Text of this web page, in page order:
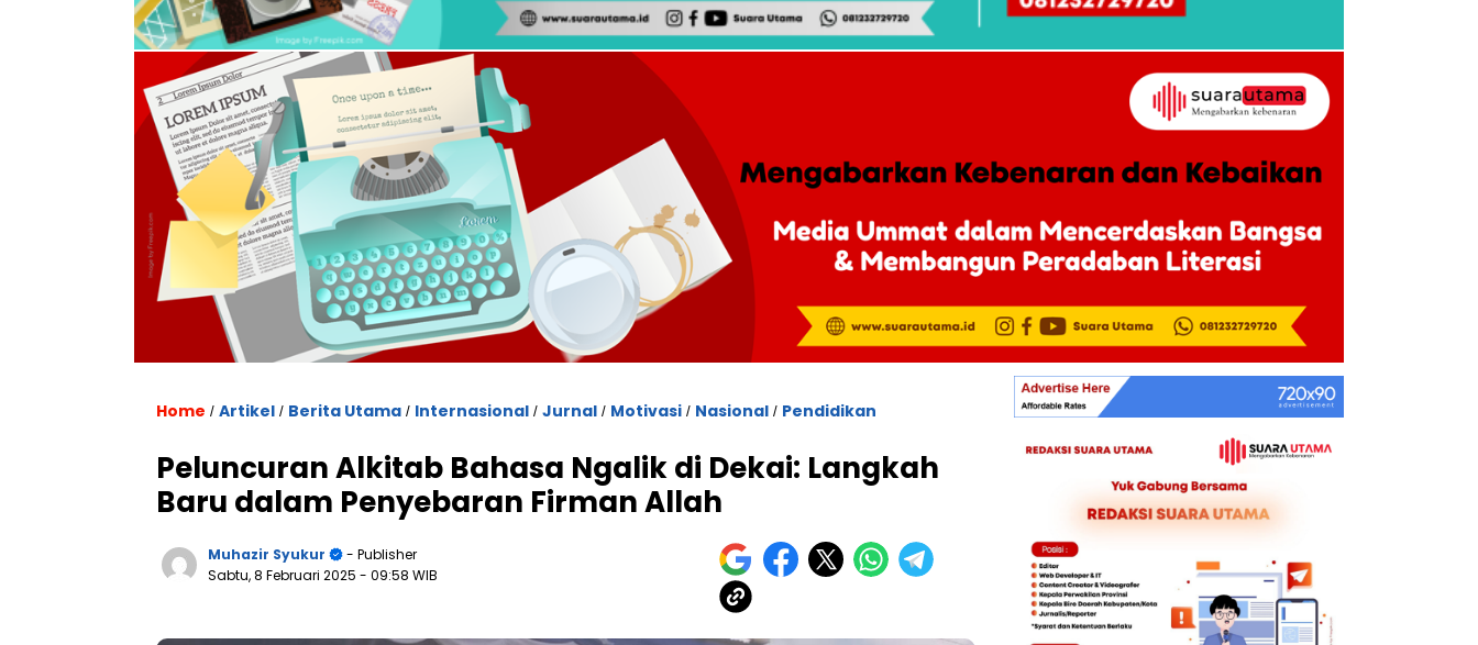
Home / Artikel / Berita Utama / Internasional / Jurnal / Motivasi / Nasional / Pendidikan
Peluncuran Alkitab Bahasa Ngalik di Dekai: Langkah
Baru dalam Penyebaran Firman Allah
Muhazir Syukur
- Publisher
Sabtu, 8 Februari 2025 - 09:58 WIB